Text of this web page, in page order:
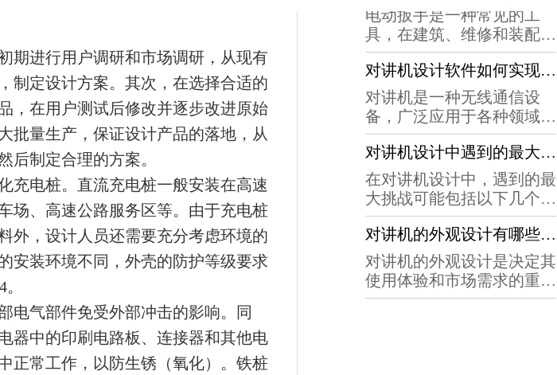
期进行用户调研和市场调研，从现有
制定设计方案。其次，在选择合适的
，在用户测试后修改并逐步改进原始
批量生产，保证设计产品的落地，从
后制定合理的方案。
充电桩。直流充电桩一般安装在高速
场、高速公路服务区等。由于充电桩
外，设计人员还需要充分考虑环境的
安装环境不同，外壳的防护等级要求
电气部件免受外部冲击的影响。同
器中的印刷电路板、连接器和其他电
正常工作，以防生锈（氧化）。铁桩
采用高效电动马达和优化传
动系统，新型电动扳手可以
提供更快的转速和更大的扭
矩，从而在紧...
握把和夹持装置等部分。工
作原理是通过电源驱动电
机，减速器将转速放大后传
递给夹持装置，从而实现紧
固和拆卸的目的。电动液压
式扭力扳手是应用最为广泛
的电动扳手之一。它采用液
压原理，具有扭矩输出稳
定、冲击小、寿命...
电动扳手是一种常见的工
具，在建筑、维修和装配等
行业中得到广泛应用。随着
现代工业的不断发展，生产
效率的要求也越来越高，电
动扳手的效率成为了一个重
要的问题。智能化设计技术
的出现，为电动扳手的效率
提升提供了一种有效的pa视
讯的解决方案。现有的电动
扳手设计主要基于传统的机
械原理，虽然具有一定的力
量和精度，但在操作灵活...
对讲机设计软件如何实现通信功能？
对讲机是一种无线通信设
备，广泛应用于各种领域。
在现代科技的支持下，对讲
机的功能越来越强大，通信
质量也越来越高。本文将介
绍对讲机设计软件如何实现
通信功能，以及这个过程中
的关键技术和问题。一、对
讲机通信原理对讲机通信是
通过无线电波来实现的。当
对讲机发送信号时，它将语
对讲机设计中遇到的最大挑战是什么？
在对讲机设计中，遇到的最
大挑战可能包括以下几个方
面：电池续航时间不足：对
讲机通常需要长时间工作，
因此电池的续航时间是非常
重要的。设计出一款电池续
航时间长的、重量轻巧的对
对讲机的外观设计有哪些可以改进的地方？
对讲机的外观设计是决定其
使用体验和市场需求的重要
因素之一。在现有的对讲机